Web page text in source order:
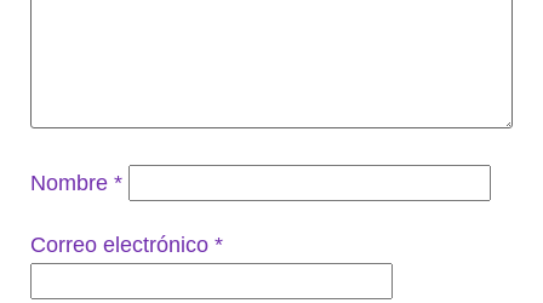
Nombre *
Correo electrónico *